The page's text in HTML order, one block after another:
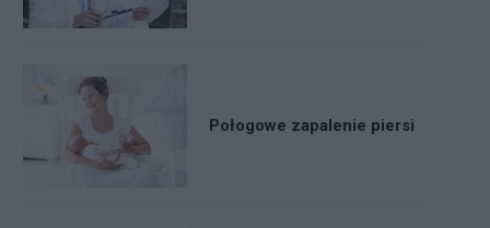
Połogowe zapalenie piersi